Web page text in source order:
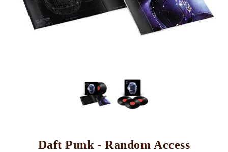
Daft Punk - Random Access